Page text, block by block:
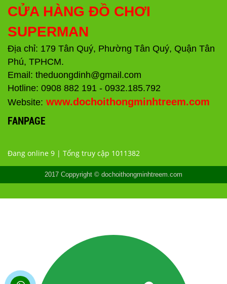
CỬA HÀNG ĐỒ CHƠI
SUPERMAN
Địa chỉ: 179 Tân Quý, Phường Tân Quý, Quận Tân
Phú, TPHCM.
Email: theduongdinh@gmail.com
Hotline: 0908 882 191 - 0932.185.792
Website: www.dochoithongminhtreem.com
FANPAGE
Đang online 9 | Tổng truy cập 1011382
2017 Coppyright © dochoithongminhtreem.com